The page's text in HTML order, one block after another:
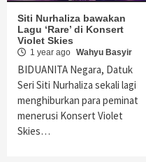
Siti Nurhaliza bawakan
Lagu ‘Rare’ di Konsert
Violet Skies
1 year ago Wahyu Basyir
BIDUANITA Negara, Datuk
Seri Siti Nurhaliza sekali lagi
menghiburkan para peminat
menerusi Konsert Violet
Skies…